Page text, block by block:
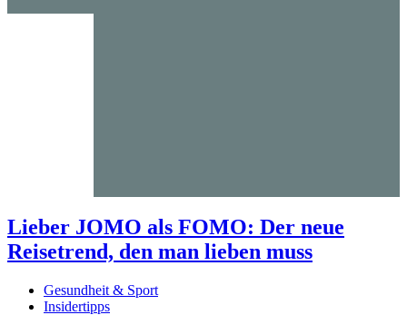
Lieber JOMO als FOMO: Der neue
Reisetrend, den man lieben muss
Gesundheit & Sport
Insidertipps